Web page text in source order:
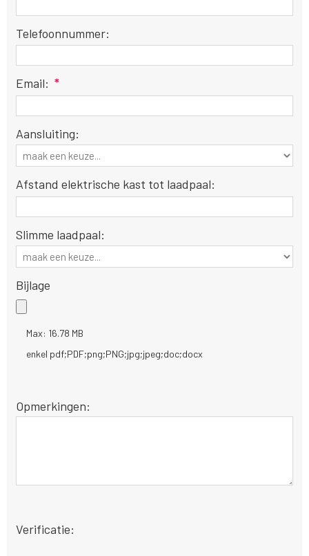
Telefoonnummer:
Email: *
Aansluiting:
Afstand elektrische kast tot laadpaal:
Slimme laadpaal:
Bijlage
Max: 16.78 MB
enkel pdf;PDF;png;PNG;jpg;jpeg;doc;docx
Opmerkingen:
Verificatie: